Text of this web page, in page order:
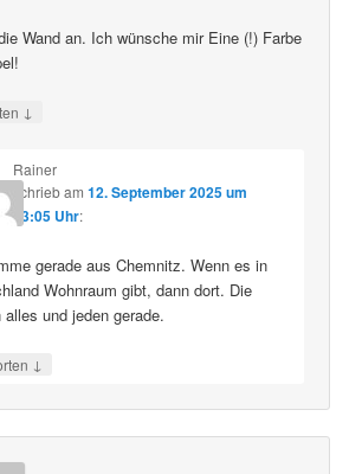
Wand an. Ich wünsche mir Eine (!) Farbe
↓
Rainer
schriebam 12. September 2025 um
23:05 Uhr:
gerade aus Chemnitz. Wenn es in
Wohnraum gibt, dann dort. Die
alles und jeden gerade.
↓